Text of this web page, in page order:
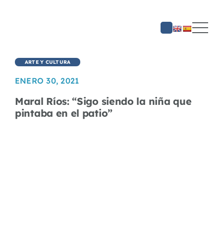
ARTE Y CULTURA
ENERO 30, 2021
Maral Ríos: “Sigo siendo la niña que
pintaba en el patio”